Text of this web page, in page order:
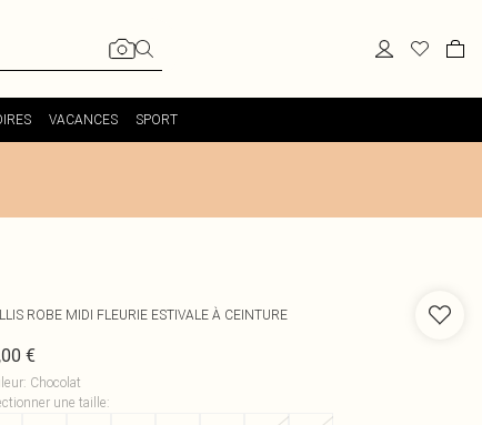
VACANCES SPORT
ROBE MIDI FLEURIE ESTIVALE À CEINTURE
€
: Chocolat
une taille: